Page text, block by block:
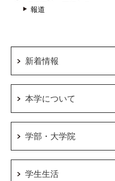
報道
新着情報
本学について
学部・大学院
学生生活